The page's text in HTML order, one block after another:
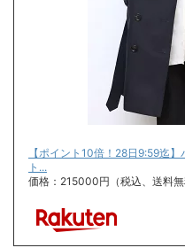
【ポイント10倍！28日9:59迄
ト...
価格：215000円（税込、送料